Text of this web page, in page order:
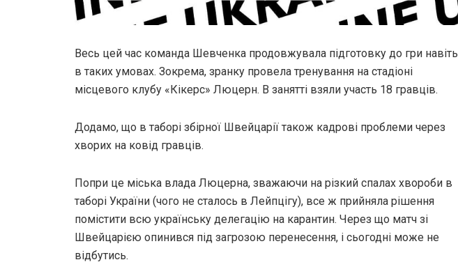
Весь цей час команда Шевченка продовжувала підготовку до гри навіть
в таких умовах. Зокрема, зранку провела тренування на стадіоні
місцевого клубу «Кікерс» Люцерн. В занятті взяли участь 18 гравців.
Додамо, що в таборі збірної Швейцарії також кадрові проблеми через
хворих на ковід гравців.
Попри це міська влада Люцерна, зважаючи на різкий спалах хвороби в
таборі України (чого не сталось в Лейпцігу), все ж прийняла рішення
помістити всю українську делегацію на карантин. Через що матч зі
Швейцарією опинився під загрозою перенесення, і сьогодні може не
відбутись.